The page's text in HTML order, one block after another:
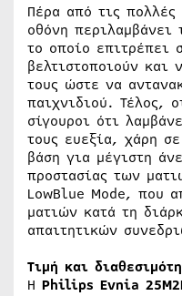
Πέρα από τις πολλές
οθόνη
το οποίο επιτρέπει
βελτιστοποιούν και
τους ώστε να
παιχνιδιού. Τέλος,
σίγουροι ότι
τους ευεξία, χάρη
βάση για μέγιστη
προστασίας των
LowBlue Mode, που
ματιών κατά τη
απαιτητικών
Τιμή και
Η Philips Evnia